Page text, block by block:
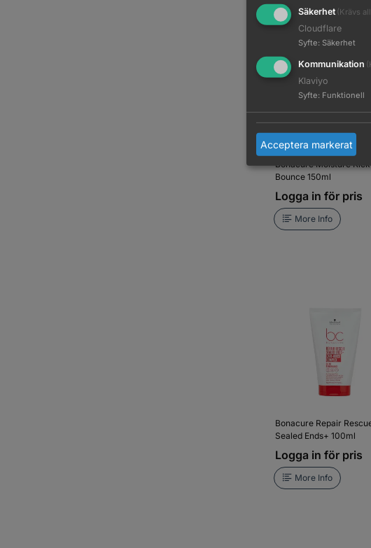
Bonacure Moisture
Bounce 150ml
Logga in för pris
More Info
Bonacure Repair
Sealed Ends+ 100ml
Logga in för pris
More Info
Säkerhet (Krävs
Cloudflare
Syfte: Säkerhet
Kommunikation
Klaviyo
Syfte: Funktionell
Acceptera markerat